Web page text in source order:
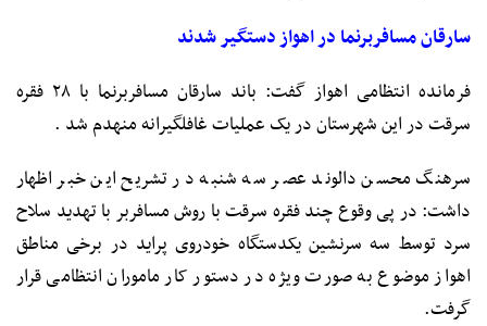
سارقان مسافربرنما در اهواز دستگیر شدند
فرمانده انتظامی اهواز گفت: باند سارقان مسافربرنما با ۲۸ فقره
سرقت در این شهرستان در یک عملیات غافلگیرانه منهدم شد .
سرهنگ محسن دالوند عصر سه شنبه در تشریح این خبر اظهار
داشت: در پی وقوع چند فقره سرقت با روش مسافربر با تهدید سلاح
سرد توسط سه سرنشین یکدستگاه خودروی پراید در برخی مناطق
اهواز موضوع به صورت ویژه در دستور کار ماموران انتظامی قرار
گرفت.